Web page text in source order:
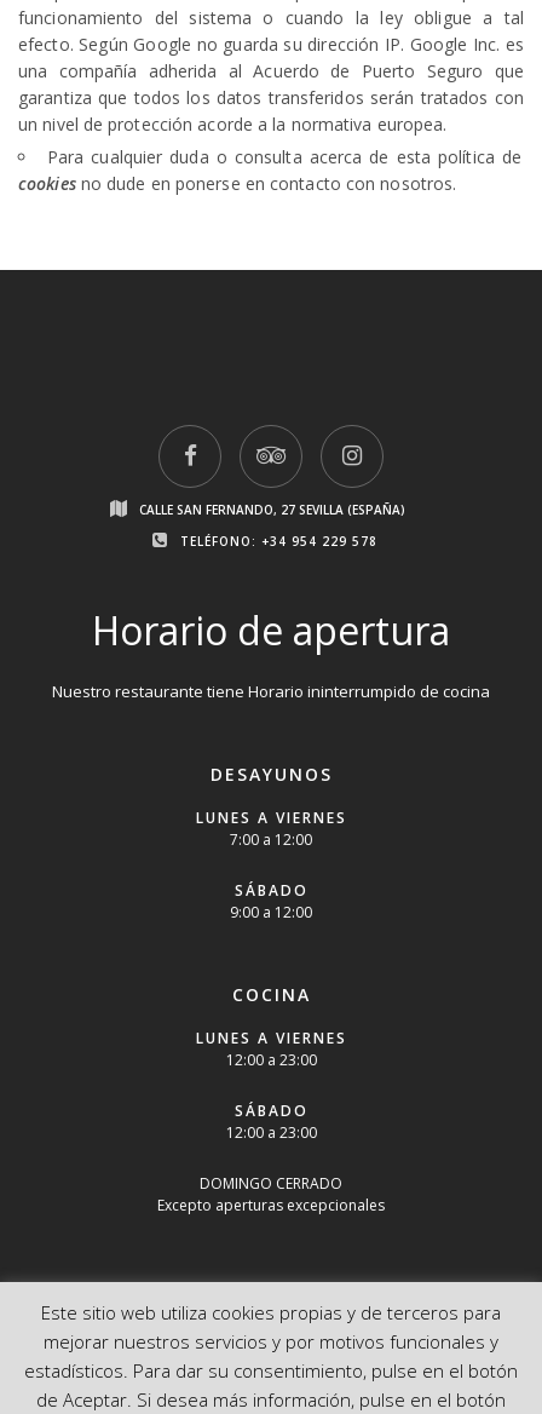
funcionamiento del sistema o cuando la ley obligue a tal
efecto. Según Google no guarda su dirección IP. Google Inc. es
una compañía adherida al Acuerdo de Puerto Seguro que
garantiza que todos los datos transferidos serán tratados con
un nivel de protección acorde a la normativa europea.
Para cualquier duda o consulta acerca de esta política de
cookiesno dude en ponerse en contacto con nosotros.
CALLE SAN FERNANDO, 27 SEVILLA (ESPAÑA)
TELÉFONO: +34 954 229 578
Horario de apertura
Nuestro restaurante tiene Horario ininterrumpido de cocina
DESAYUNOS
LUNES A VIERNES
7:00 a 12:00
SÁBADO
9:00 a 12:00
COCINA
LUNES A VIERNES
12:00 a 23:00
SÁBADO
12:00 a 23:00
DOMINGO CERRADO
Excepto aperturas excepcionales
Este sitio web utiliza cookies propias y de terceros para
mejorar nuestros servicios y por motivos funcionales y
estadísticos. Para dar su consentimiento, pulse en el botón
de Aceptar. Si desea más información, pulse en el botón